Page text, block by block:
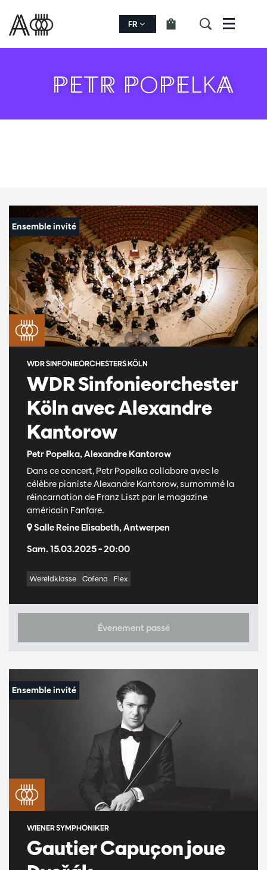
FR Menu
PETR POPELKA
WDR Sinfonieorchester
Köln avec Alexandre
Kantorow
Petr Popelka, Alexandre Kantorow
WDR SINFONIEORCHESTERS KÖLN
Sam. 15.03.2025– 20:00
Dans ce concert, Petr Popelka collabore avec le
célèbre pianiste Alexandre Kantorow, surnommé la
réincarnation de Franz Liszt par le magazine
américain Fanfare.
Salle Reine Elisabeth, Antwerpen
Wereldklasse Cofena Flex
Évenement passé
Gautier Capuçon joue
WIENER SYMPHONIKER